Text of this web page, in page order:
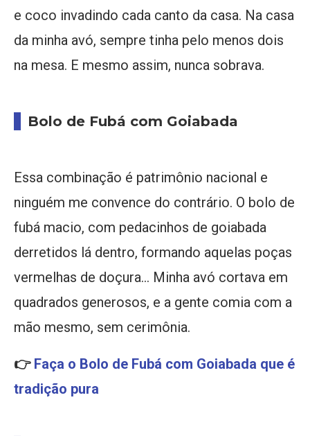
e coco invadindo cada canto da casa. Na casa
da minha avó, sempre tinha pelo menos dois
na mesa. E mesmo assim, nunca sobrava.
Bolo de Fubá com Goiabada
Essa combinação é patrimônio nacional e
ninguém me convence do contrário. O bolo de
fubá macio, com pedacinhos de goiabada
derretidos lá dentro, formando aquelas poças
vermelhas de doçura… Minha avó cortava em
quadrados generosos, e a gente comia com a
mão mesmo, sem cerimônia.
👉 Faça o Bolo de Fubá com Goiabada que é
tradição pura